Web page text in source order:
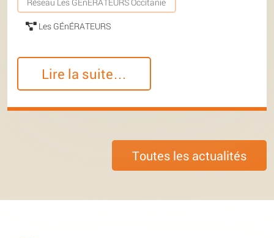
Réseau Les GÉnÉRATEURS Occitanie
Les GÉnÉRATEURS
Lire la suite…
Toutes les actualités